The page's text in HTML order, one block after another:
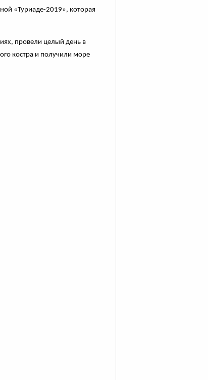
«Туриаде-2019», которая
провели целый день в
костра и получили море